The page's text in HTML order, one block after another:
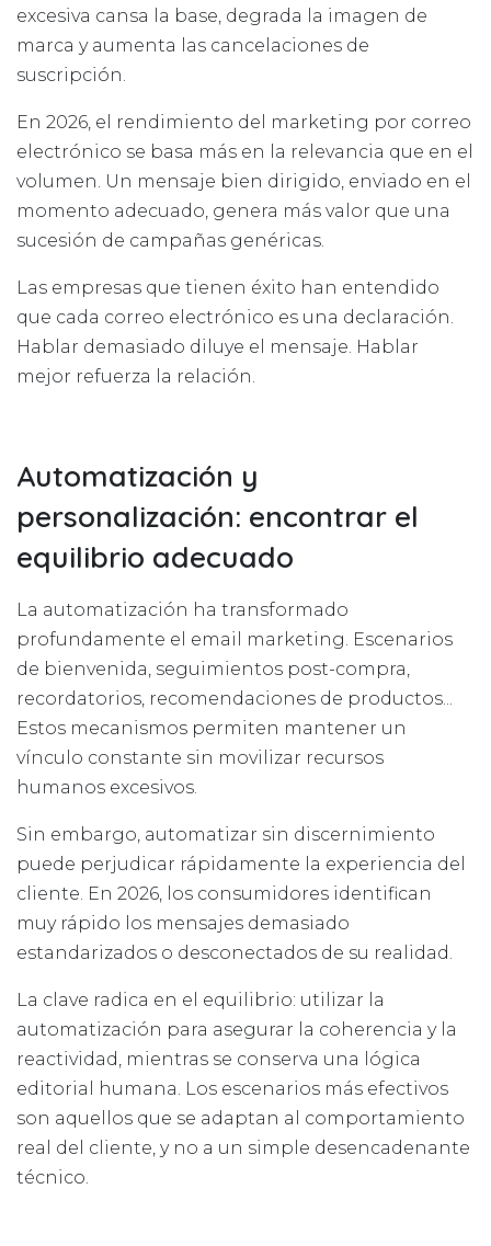
excesiva cansa la base, degrada la imagen de
marca y aumenta las cancelaciones de
suscripción.
En 2026, el rendimiento del marketing por correo
electrónico se basa más en la relevancia que en el
volumen. Un mensaje bien dirigido, enviado en el
momento adecuado, genera más valor que una
sucesión de campañas genéricas.
Las empresas que tienen éxito han entendido
que cada correo electrónico es una declaración.
Hablar demasiado diluye el mensaje. Hablar
mejor refuerza la relación.
Automatización y
personalización: encontrar el
equilibrio adecuado
La automatización ha transformado
profundamente el email marketing. Escenarios
de bienvenida, seguimientos post-compra,
recordatorios, recomendaciones de productos...
Estos mecanismos permiten mantener un
vínculo constante sin movilizar recursos
humanos excesivos.
Sin embargo, automatizar sin discernimiento
puede perjudicar rápidamente la experiencia del
cliente. En 2026, los consumidores identifican
muy rápido los mensajes demasiado
estandarizados o desconectados de su realidad.
La clave radica en el equilibrio: utilizar la
automatización para asegurar la coherencia y la
reactividad, mientras se conserva una lógica
editorial humana. Los escenarios más efectivos
son aquellos que se adaptan al comportamiento
real del cliente, y no a un simple desencadenante
técnico.